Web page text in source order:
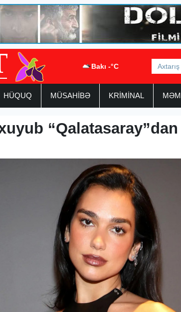
Bakı -°C
HÜQUQ MÜSAHİBƏ KRİMİNAL